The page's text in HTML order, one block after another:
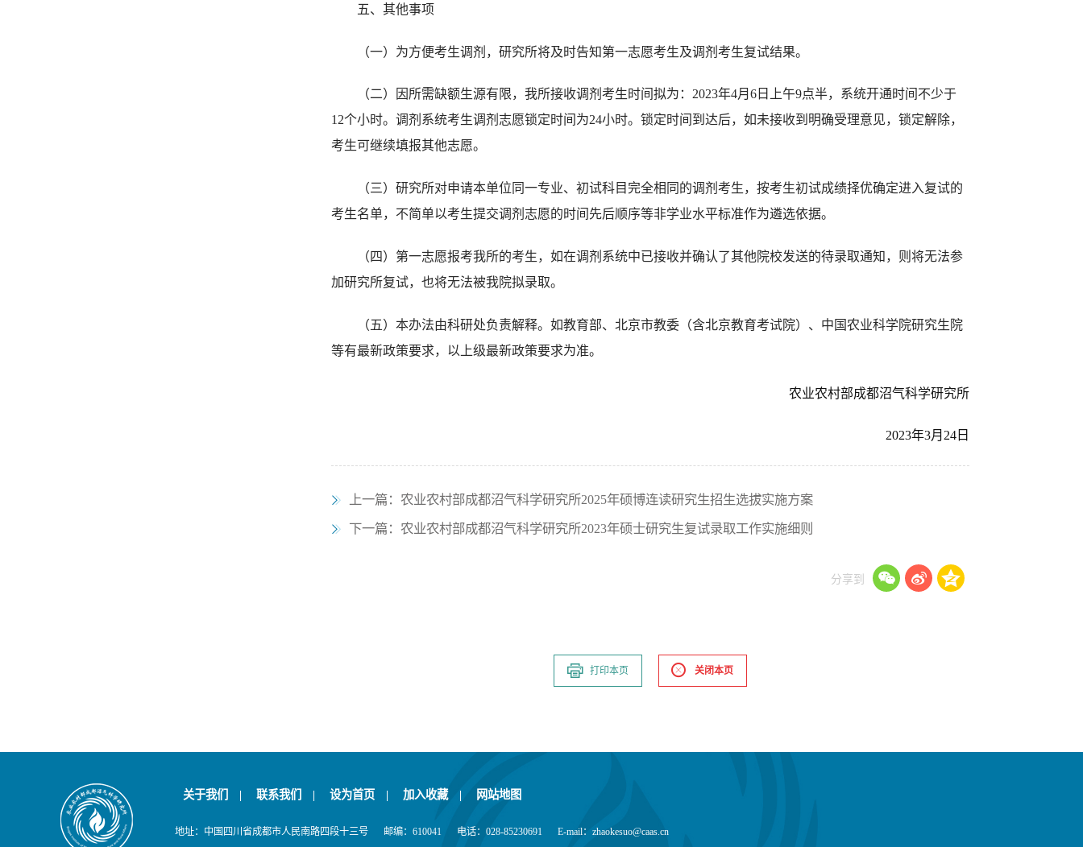
五、其他事项
（一）为方便考生调剂，研究所将及时告知第一志愿考生及调剂考生复试结果。
（二）因所需缺额生源有限，我所接收调剂考生时间拟为： 2023年4月 6日上午9点半，系统开通时间不少于
12个小时。调剂系统考生调剂志愿锁定时间为24小时。锁定时间到达后，如未接收到明确受理意见，锁定解除，
考生可继续填报其他志愿。
（三）研究所对申请本单位同一专业、初试科目完全相同的调剂考生，按考生初试成绩择优确定进入复试的
考生名单，不简单以考生提交调剂志愿的时间先后顺序等非学业水平标准作为遴选依据。
（四）第一志愿报考我所的考生，如在调剂系统中已接收并确认了其他院校发送的待录取通知，则将无法参
加研究所复试，也将无法被我院拟录取。
（五）本办法由科研处负责解释。如教育部、北京市教委（含北京教育考试院）、中国农业科学院研究生院
等有最新政策要求，以上级最新政策要求为准。
农业农村部成都沼气科学研究所
2023年3月 24日
上一篇： 农业农村部成都沼气科学研究所2025年硕博连读研究生招生选拔实施方案
下一篇： 农业农村部成都沼气科学研究所2023年硕士研究生复试录取工作实施细则
分享到
打印本页 关闭本页
关于我们 | 联系我们 | 设为首页 | 加入收藏 | 网站地图
地址：中国四川省成都市人民南路四段十三号 邮编：610041 电话：028-85230691 E-mail：zhaokesuo@caas.cn